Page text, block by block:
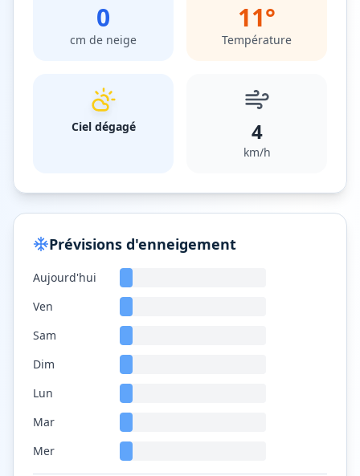
0
cm de neige
11°
Température
Ciel dégagé 4
km/h
Prévisions d'enneigement
Aujourd'hui
Ven
Sam
Dim
Lun
Mar
Mer